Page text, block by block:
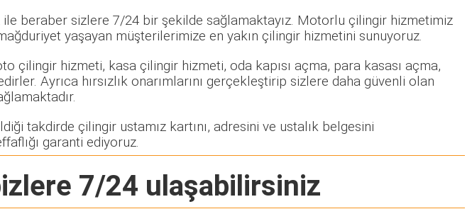
beraber sizlere 7/24 bir şekilde sağlamaktayız. Motorlu çilingir hizmetimiz
yaşayan müşterilerimize en yakın çilingir hizmetini sunuyoruz.
çilingir hizmeti, kasa çilingir hizmeti, oda kapısı açma, para kasası açma,
Ayrıca hırsızlık onarımlarını gerçekleştirip sizlere daha güvenli olan
takdirde çilingir ustamız kartını, adresini ve ustalık belgesini
garanti ediyoruz.
7/24 ulaşabilirsiniz